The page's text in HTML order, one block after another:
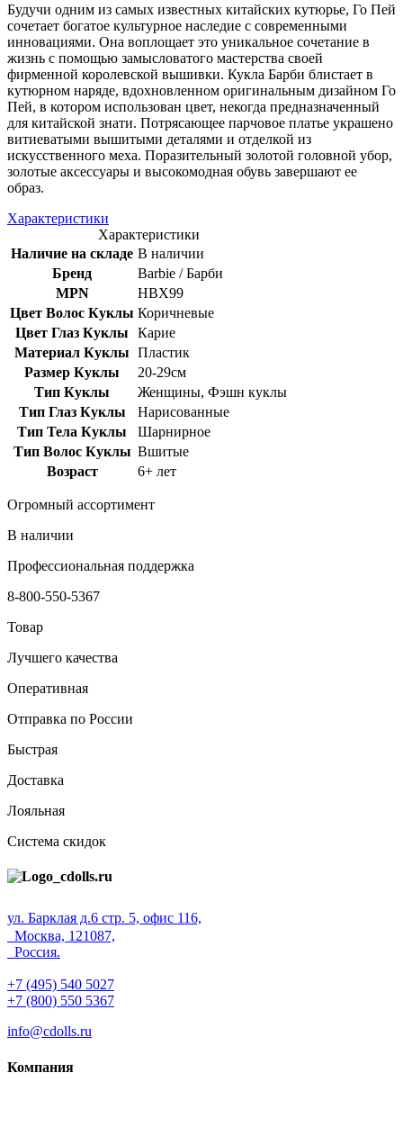
Будучи одним из самых известных китайских кутюрье, Го Пей
сочетает богатое культурное наследие с современными
инновациями. Она воплощает это уникальное сочетание в
жизнь с помощью замысловатого мастерства своей
фирменной королевской вышивки. Кукла Барби блистает в
кутюрном наряде, вдохновленном оригинальным дизайном Го
Пей, в котором использован цвет, некогда предназначенный
для китайской знати. Потрясающее парчовое платье украшено
витиеватыми вышитыми деталями и отделкой из
искусственного меха. Поразительный золотой головной убор,
золотые аксессуары и высокомодная обувь завершают ее
образ.
Характеристики
Характеристики
Наличие на складе В наличии
Бренд
Barbie / Барби
MPN
HBX99
Цвет Волос Куклы Коричневые
Цвет Глаз Куклы
Карие
Материал Куклы Пластик
Размер Куклы
20-29см
Тип Куклы
Женщины, Фэшн куклы
Тип Глаз Куклы
Нарисованные
Тип Тела Куклы
Шарнирное
Тип Волос Куклы Вшитые
Возраст
6+ лет
Огромный ассортимент
В наличии
Профессиональная поддержка
8-800-550-5367
Товар
Лучшего качества
Оперативная
Отправка по России
Быстрая
Доставка
Лояльная
Система скидок
ул. Барклая д.6 стр. 5, офис 116,
Москва, 121087,
Россия.
+7 (495) 540 5027
+7 (800) 550 5367
info@cdolls.ru
Компания